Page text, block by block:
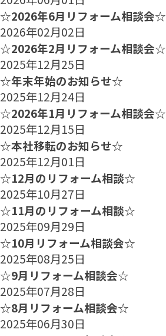
☆2026年6月リフォーム相談会☆
2026年02月02日
☆2026年2月リフォーム相談会☆
2025年12月25日
☆年末年始のお知らせ☆
2025年12月24日
☆2026年1月リフォーム相談会☆
2025年12月15日
☆本社移転のお知らせ☆
2025年12月01日
☆12月のリフォーム相談☆
2025年10月27日
☆11月のリフォーム相談☆
2025年09月29日
☆10月リフォーム相談会☆
2025年08月25日
☆9月リフォーム相談会☆
2025年07月28日
☆8月リフォーム相談会☆
2025年06月30日